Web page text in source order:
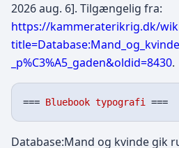
2026 aug. 6]. Tilgængelig fra:
https://kammeraterikrig.dk/
_p%C3%A5_gaden&oldid=8430.
=== Bluebook typografi
Database:Mand og kvinde gik